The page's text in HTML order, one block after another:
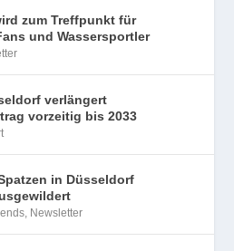
zum Treffpunkt für
und Wassersportler
verlängert
vorzeitig bis 2033
in Düsseldorf
, Newsletter